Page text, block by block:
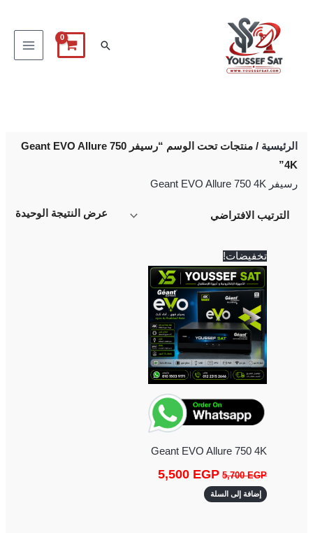
البحث
الرئيسية
/ منتجات تحت الوسم “رسيفر Geant EVO Allure 750
4K”
رسيفر Geant EVO Allure 750 4K
عرض النتيجة الوحيدة
تخفيضات!
Geant EVO Allure 750 4K
5,700EGP
الأصلي
هو:
5,700 EGP.
5,500 EGP
الحالي
5,500 EGP.
إضافة إلى السلة